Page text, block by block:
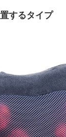
するタイプ